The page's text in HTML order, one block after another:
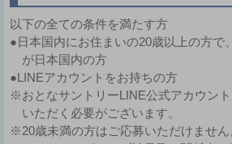
以下の全ての条件を満たす方
●日本国内にお住まいの20歳以上の方で
が日本国内の方
●LINEアカウントをお持ちの方
※おとなサントリーLINE公式アカウン
いただく必要がございます。
※20歳未満の方はご応募いただけません